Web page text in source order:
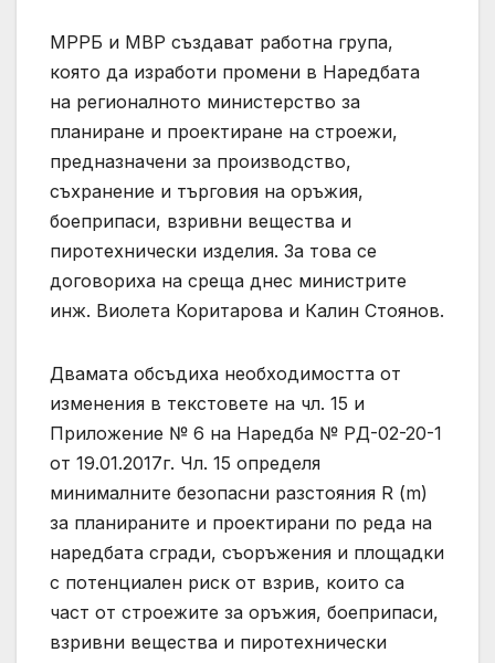
МРРБ и МВР създават работна група,
която да изработи промени в Наредбата
на регионалното министерство за
планиране и проектиране на строежи,
предназначени за производство,
съхранение и търговия на оръжия,
боеприпаси, взривни вещества и
пиротехнически изделия. За това се
договориха на среща днес министрите
инж. Виолета Коритарова и Калин Стоянов.
Двамата обсъдиха необходимостта от
изменения в текстовете на чл. 15 и
Приложение № 6 на Наредба № РД-02-20-1
от 19.01.2017г. Чл. 15 определя
минималните безопасни разстояния R (m)
за планираните и проектирани по реда на
наредбата сгради, съоръжения и площадки
с потенциален риск от взрив, които са
част от строежите за оръжия, боеприпаси,
взривни вещества и пиротехнически